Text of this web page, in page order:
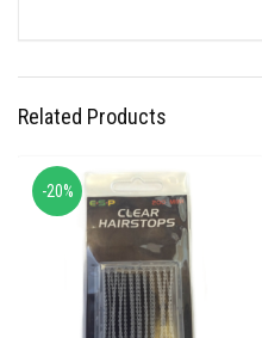
Related Products
-20%